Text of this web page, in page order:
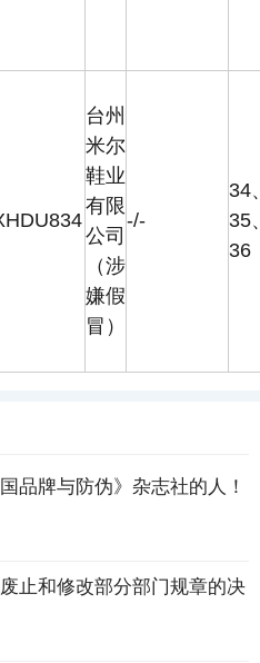
台州
米尔
鞋业
有限
公司
（涉
嫌假
冒）
-/-
34
35
36
品牌与防伪》杂志社的人！
止和修改部分部门规章的决